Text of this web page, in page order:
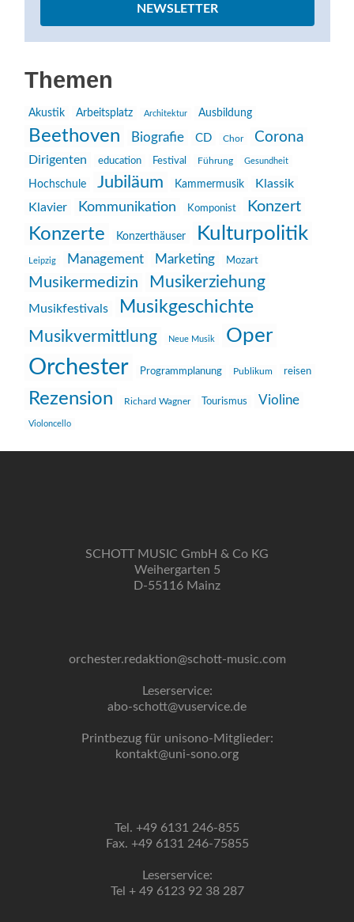
NEWSLETTER
Themen
Akustik Arbeitsplatz Architektur Ausbildung
Beethoven Biografie CD Chor Corona
Dirigenten education Festival Führung Gesundheit
Hochschule Jubiläum Kammermusik
Klassik
Klavier
Kommunikation Komponist Konzert
Konzerte Konzerthäuser Kulturpolitik
Leipzig Management Marketing Mozart
Musikermedizin Musikerziehung
Musikfestivals Musikgeschichte
Musikvermittlung Neue Musik Oper
Orchester Programmplanung Publikum reisen
Rezension Richard Wagner Tourismus Violine
Violoncello
SCHOTT MUSIC GmbH & Co KG
Weihergarten 5
D-55116 Mainz
orchester.redaktion@schott-music.com
Leserservice:
abo-schott@vuservice.de
Printbezug für unisono-Mitglieder:
kontakt@uni-sono.org
Tel. +49 6131 246-855
Fax. +49 6131 246-75855
Leserservice:
Tel + 49 6123 92 38 287